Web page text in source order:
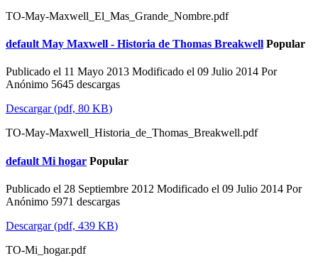
TO-May-Maxwell_El_Mas_Grande_Nombre.pdf
default May Maxwell - Historia de Thomas Breakwell Popular
Publicado el 11 Mayo 2013 Modificado el 09 Julio 2014 Por
Anónimo 5645 descargas
Descargar(pdf, 80 KB)
TO-May-Maxwell_Historia_de_Thomas_Breakwell.pdf
default Mi hogar Popular
Publicado el 28 Septiembre 2012 Modificado el 09 Julio 2014 Por
Anónimo 5971 descargas
Descargar(pdf, 439 KB)
TO-Mi_hogar.pdf